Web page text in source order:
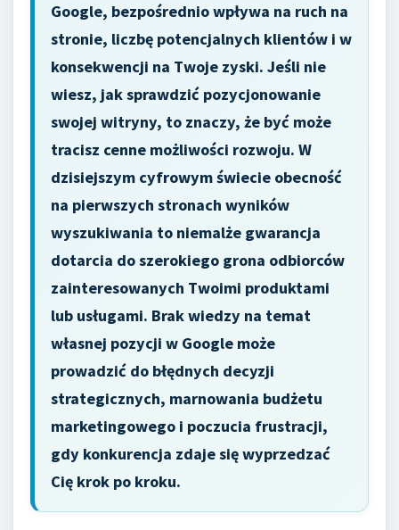
Google, bezpośrednio wpływa na ruch na
stronie, liczbę potencjalnych klientów i w
konsekwencji na Twoje zyski. Jeśli nie
wiesz, jak sprawdzić pozycjonowanie
swojej witryny, to znaczy, że być może
tracisz cenne możliwości rozwoju. W
dzisiejszym cyfrowym świecie obecność
na pierwszych stronach wyników
wyszukiwania to niemalże gwarancja
dotarcia do szerokiego grona odbiorców
zainteresowanych Twoimi produktami
lub usługami. Brak wiedzy na temat
własnej pozycji w Google może
prowadzić do błędnych decyzji
strategicznych, marnowania budżetu
marketingowego i poczucia frustracji,
gdy konkurencja zdaje się wyprzedzać
Cię krok po kroku.